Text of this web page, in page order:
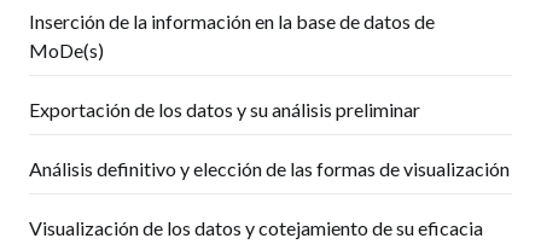
Inserción de la información en la base de datos de
MoDe(s)
Exportación de los datos y su análisis preliminar
Análisis definitivo y elección de las formas de visualización
Visualización de los datos y cotejamiento de su eficacia